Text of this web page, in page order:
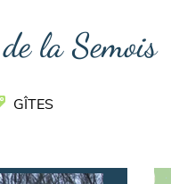
la Semois
GÎTES